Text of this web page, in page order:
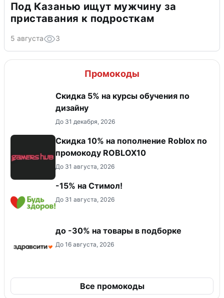
Под Казанью ищут мужчину за
приставания к подросткам
5 августа 3
Промокоды
Скидка 5% на курсы обучения по
дизайну
До 31 декабря, 2026
Скидка 10% на пополнение Roblox по
промокоду ROBLOX10
До 31 августа, 2026
-15% на Стимол!
До 31 августа, 2026
до -30% на товары в подборке
До 16 августа, 2026
Все промокоды